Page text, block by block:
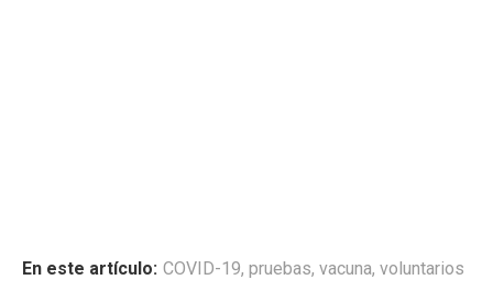
En este artículo: COVID-19, pruebas, vacuna, voluntarios